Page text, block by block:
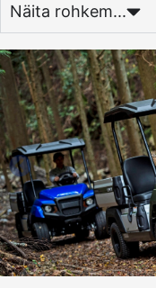
Näita rohkem...